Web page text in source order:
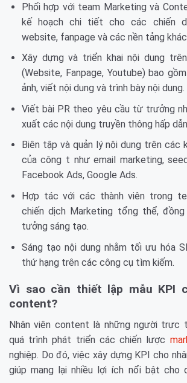
Phối hợp với team Marketing và
kế hoạch chi tiết cho các chiến
website, fanpage và các nền tảng
Xây dựng và triển khai nội dung
(Website, Fanpage, Youtube) bao
ảnh, viết nội dung và trình bày nội dung.
Viết bài PR theo yêu cầu từ trưởng
xuất các nội dung truyền thông hấp
Biên tập và quản lý nội dung trên các
của công t như email marketing,
Facebook Ads, Google Ads.
Hợp tác với các thành viên trong
chiến dịch Marketing tổng thể,
tưởng sáng tạo.
Sáng tạo nội dung nhằm tối ưu hóa
thứ hạng trên các công cụ tìm kiếm.
Vì sao cần thiết lập mẫu KPI
content?
Nhân viên content là những người trực
quá trình phát triển các chiến lược
nghiệp. Do đó, việc xây dựng KPI cho
giúp mang lại nhiều lợi ích nổi bật cho